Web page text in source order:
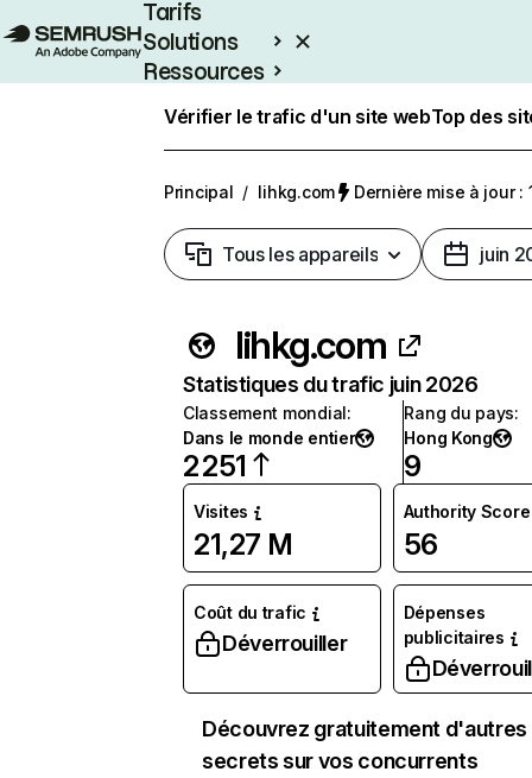
Tarifs
Solutions
Ressources
Vérifier le trafic d'un site webTop des
Principal / lihkg.com Dernière mise à jour :
Tous les appareils juin
lihkg.com
Statistiques du trafic juin 2026
Classement mondial:
Dans le monde entier
2 251
Rang du pays:
Hong Kong
9
Visites
21,27 M
Authority Score
56
Coût du trafic
Déverrouiller
Dépenses
publicitaires
Découvrez gratuitement d'autres
secrets sur vos concurrents